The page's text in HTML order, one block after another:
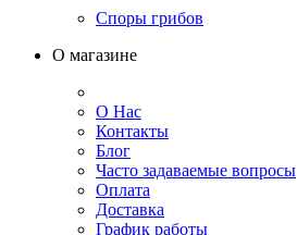
Споры грибов
О магазине
О Нас
Контакты
Блог
Часто задаваемые вопросы
Оплата
Доставка
График работы